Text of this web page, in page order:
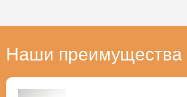
Наши преимущества